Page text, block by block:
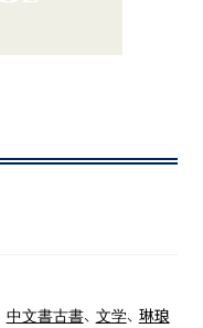
中文書古書、 文学、 琳琅